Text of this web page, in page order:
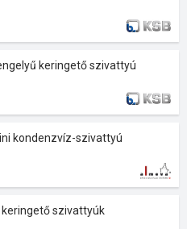
keringető szivattyú
kondenzvíz-szivattyú
szivattyúk